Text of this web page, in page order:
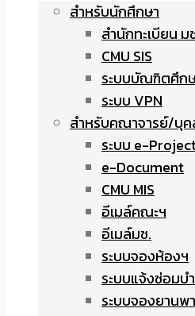
สำหรับนักศึกษา
สำนักทะเบียน ม
CMU SIS
ระบบบัณฑิตศึก
ระบบ VPN
สำหรับคณาจารย์/บุค
ระบบ e-
e-Document
CMU MIS
อีเมล์คณะฯ
อีเมล์มช.
ระบบจองห้องฯ
ระบบแจ้งซ่อมบ
ระบบจองยานพ